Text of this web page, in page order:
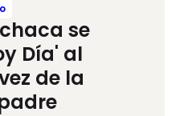
se
Día' al
de la